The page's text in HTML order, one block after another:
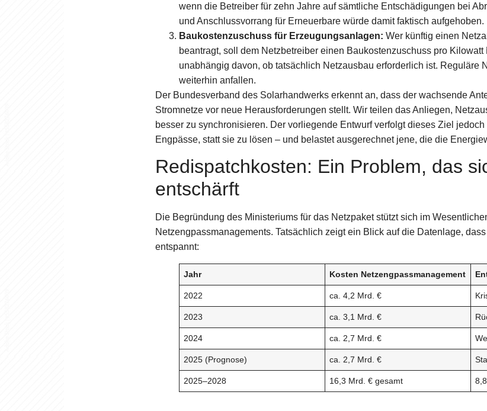
wenn die Betreiber für zehn Jahre auf sämtliche Entschädigungen bei
und Anschlussvorrang für Erneuerbare würde damit faktisch aufgehoben.
Baukostenzuschuss für Erzeugungsanlagen: Wer künftig einen
beantragt, soll dem Netzbetreiber einen Baukostenzuschuss pro
unabhängig davon, ob tatsächlich Netzausbau erforderlich ist. Reguläre
weiterhin anfallen.
Der Bundesverband des Solarhandwerks erkennt an, dass der wachsende
Stromnetze vor neue Herausforderungen stellt. Wir teilen das Anliegen,
besser zu synchronisieren. Der vorliegende Entwurf verfolgt dieses Ziel
Engpässe, statt sie zu lösen – und belastet ausgerechnet jene, die die
Redispatchkosten: Ein Problem, das
entschärft
Die Begründung des Ministeriums für das Netzpaket stützt sich im
Netzengpassmanagements. Tatsächlich zeigt ein Blick auf die Datenlage,
entspannt:
Jahr Kosten Netzengpassmanagement
2022 ca. 4,2 Mrd. €
2023 ca. 3,1 Mrd. €
2024 ca. 2,7 Mrd. €
2025 (Prognose) ca. 2,7 Mrd. €
2025–2028 16,3 Mrd. € gesamt